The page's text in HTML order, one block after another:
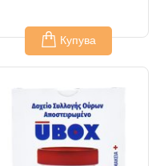
Купува